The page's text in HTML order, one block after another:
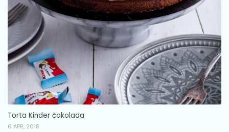
Torta Kinder čokolada
6 APR, 2018